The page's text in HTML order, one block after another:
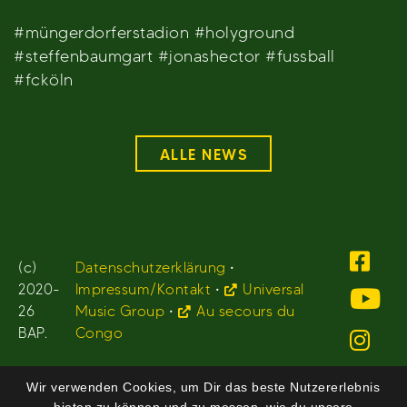
#müngerdorferstadion #holyground
#steffenbaumgart #jonashector #fussball
#fcköln
ALLE NEWS
(c)
2020-
26
BAP.
Datenschutzerklärung •
Impressum/Kontakt •
Universal
Music Group •
Au secours du
Congo
Wir verwenden Cookies, um Dir das beste Nutzererlebnis